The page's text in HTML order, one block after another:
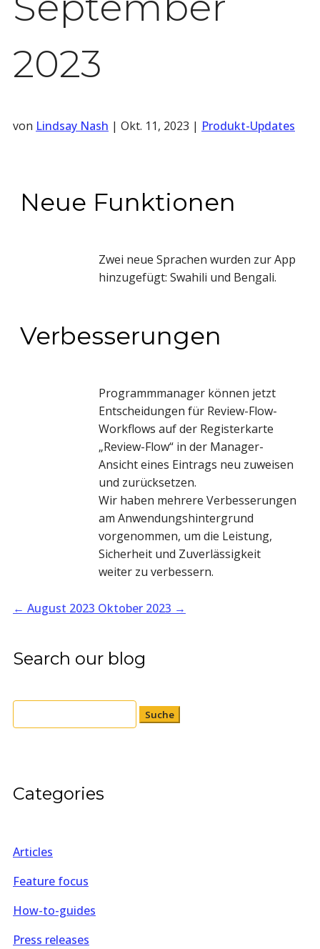
2023
von Lindsay Nash | Okt. 11, 2023 | Produkt-Updates
Neue Funktionen
Zwei neue Sprachen wurden zur App
hinzugefügt: Swahili und Bengali.
Verbesserungen
Programmmanager können jetzt
Entscheidungen für Review-Flow-
Workflows auf der Registerkarte
„Review-Flow“ in der Manager-
Ansicht eines Eintrags neu zuweisen
und zurücksetzen.
Wir haben mehrere Verbesserungen
am Anwendungshintergrund
vorgenommen, um die Leistung,
Sicherheit und Zuverlässigkeit
weiter zu verbessern.
← August 2023 Oktober 2023 →
Search our blog
Suchen
nach:
Categories
Articles
Feature focus
How-to-guides
Press releases